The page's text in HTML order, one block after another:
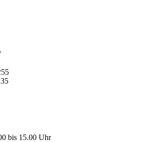
bis 15.00 Uhr